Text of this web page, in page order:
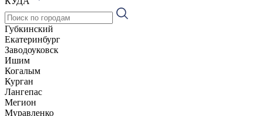
Губкинский
Екатеринбург
Заводоуковск
Ишим
Когалым
Курган
Лангепас
Мегион
Муравленко